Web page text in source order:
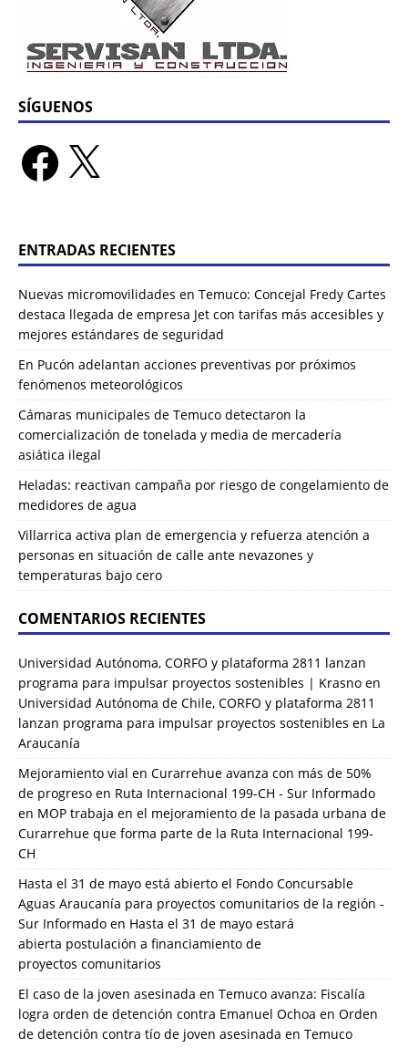
SÍGUENOS
ENTRADAS RECIENTES
Nuevas micromovilidades en Temuco: Concejal Fredy Cartes
destaca llegada de empresa Jet con tarifas más accesibles y
mejores estándares de seguridad
En Pucón adelantan acciones preventivas por próximos
fenómenos meteorológicos
Cámaras municipales de Temuco detectaron la
comercialización de tonelada y media de mercadería
asiática ilegal
Heladas: reactivan campaña por riesgo de congelamiento de
medidores de agua
Villarrica activa plan de emergencia y refuerza atención a
personas en situación de calle ante nevazones y
temperaturas bajo cero
COMENTARIOS RECIENTES
Universidad Autónoma, CORFO y plataforma 2811 lanzan
programa para impulsar proyectos sostenibles | Krasno en
Universidad Autónoma de Chile, CORFO y plataforma 2811
lanzan programa para impulsar proyectos sostenibles en La
Araucanía
Mejoramiento vial en Curarrehue avanza con más de 50%
de progreso en Ruta Internacional 199-CH - Sur Informado
en MOP trabaja en el mejoramiento de la pasada urbana de
Curarrehue que forma parte de la Ruta Internacional 199-
CH
Hasta el 31 de mayo está abierto el Fondo Concursable
Aguas Araucanía para proyectos comunitarios de la región -
Sur Informado en Hasta el 31 de mayo estará
abierta postulación a financiamiento de
proyectos comunitarios
El caso de la joven asesinada en Temuco avanza: Fiscalía
logra orden de detención contra Emanuel Ochoa en Orden
de detención contra tío de joven asesinada en Temuco